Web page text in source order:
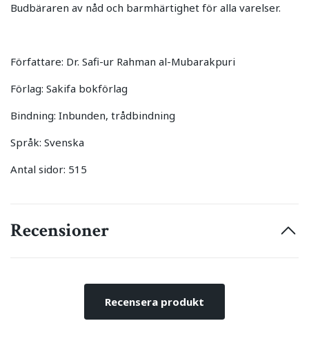
Budbäraren av nåd och barmhärtighet för alla varelser.
Författare: Dr. Safi-ur Rahman al-Mubarakpuri
Förlag: Sakifa bokförlag
Bindning: Inbunden, trådbindning
Språk: Svenska
Antal sidor: 515
Recensioner
Recensera produkt